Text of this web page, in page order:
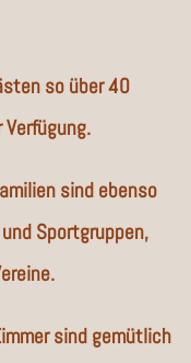
so über 40
sind ebenso
Sportgruppen,
sind gemütlich